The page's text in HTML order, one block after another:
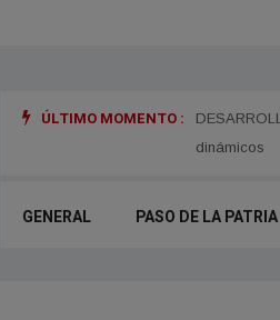
ÚLTIMO MOMENTO : TIEMPO.
GENERAL PASO DE LA PATRIA